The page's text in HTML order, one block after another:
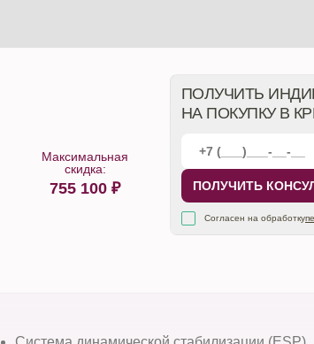
Максимальная
скидка:
755 100 ₽
ПОЛУЧИТЬ
НА ПОКУПКУ В
ПОЛУЧИТЬ
Согласен на обработку